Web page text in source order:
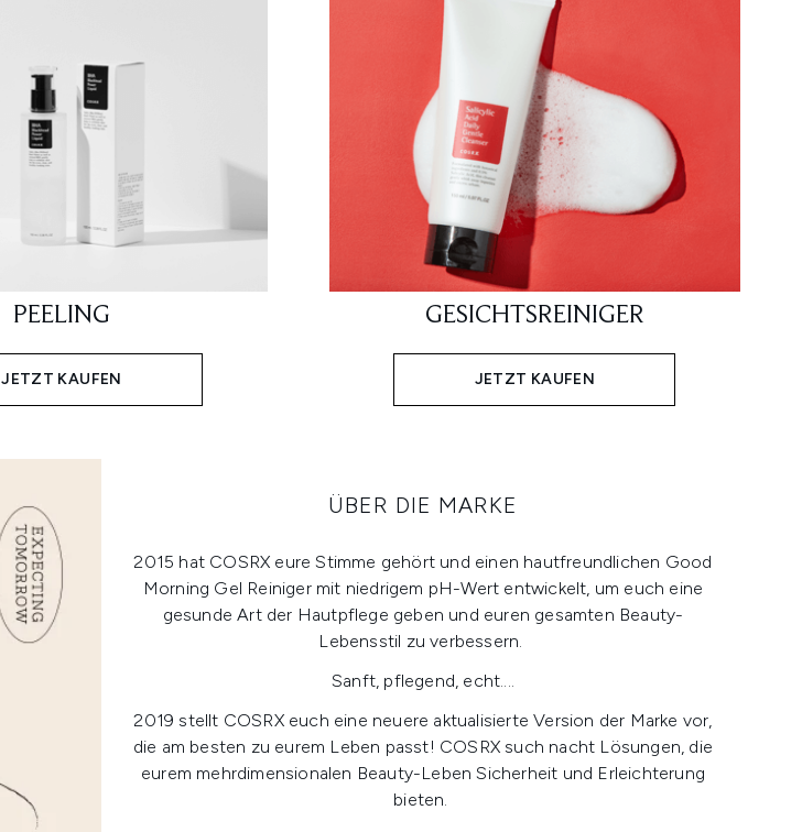
PEELING
JETZT KAUFEN
GESICHTSREINIGER
JETZT KAUFEN
ÜBER DIE MARKE
2015 hat COSRX eure Stimme gehört und einen hautfreundlichen Good
Morning Gel Reiniger mit niedrigem pH-Wert entwickelt, um euch eine
gesunde Art der Hautpflege geben und euren gesamten Beauty-
Lebensstil zu verbessern.
Sanft, pflegend, echt....
2019 stellt COSRX euch eine neuere aktualisierte Version der Marke vor,
die am besten zu eurem Leben passt! COSRX such nacht Lösungen, die
eurem mehrdimensionalen Beauty-Leben Sicherheit und Erleichterung
bieten.